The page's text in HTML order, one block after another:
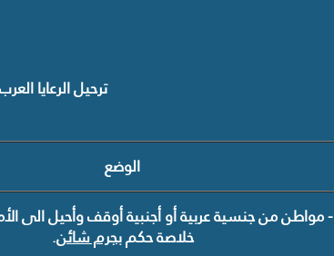
ترحيل الرعايا
الوضع
1- مواطن من جنسية عربية أو أجنبية أوقف وأحيل الى
خلاصة حكمبجرم شائن.